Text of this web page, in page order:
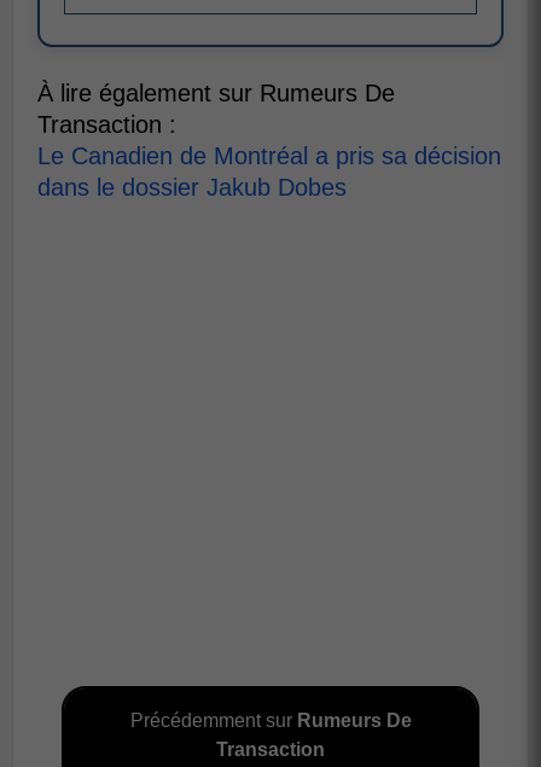
À lire également sur Rumeurs De
Transaction :
Le Canadien de Montréal a pris sa décision
dans le dossier Jakub Dobes
Précédemment sur Rumeurs De
Transaction